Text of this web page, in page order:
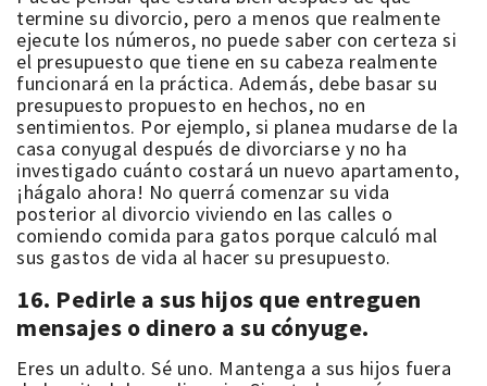
termine su divorcio, pero a menos que realmente
ejecute los números, no puede saber con certeza si
el presupuesto que tiene en su cabeza realmente
funcionará en la práctica. Además, debe basar su
presupuesto propuesto en hechos, no en
sentimientos. Por ejemplo, si planea mudarse de la
casa conyugal después de divorciarse y no ha
investigado cuánto costará un nuevo apartamento,
¡hágalo ahora! No querrá comenzar su vida
posterior al divorcio viviendo en las calles o
comiendo comida para gatos porque calculó mal
sus gastos de vida al hacer su presupuesto.
16. Pedirle a sus hijos que entreguen
mensajes o dinero a su cónyuge.
Eres un adulto. Sé uno. Mantenga a sus hijos fuera